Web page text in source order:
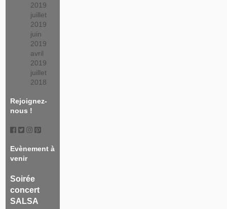
2019
juillet
2019
juin
2019
avril
2019
juillet
2018
Rejoignez-
nous !
Evènement à
venir
Soirée
concert
SALSA